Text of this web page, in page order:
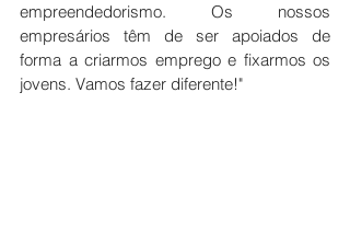
empreendedorismo. Os nossos
empresários têm de ser apoiados de
forma a criarmos emprego e fixarmos os
jovens. Vamos fazer diferente!"